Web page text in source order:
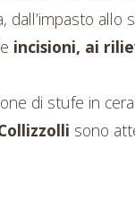
allo
incisioni, ai
di stufe in
sono